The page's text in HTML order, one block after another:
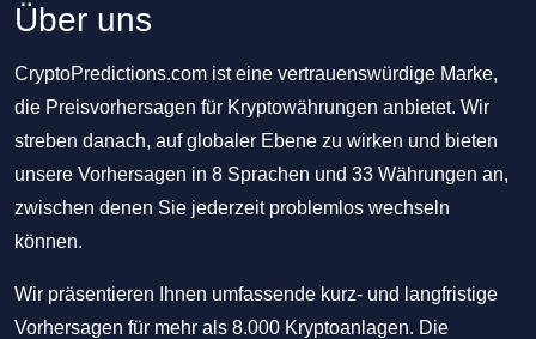
Über uns
CryptoPredictions.com ist eine vertrauenswürdige Marke,
die Preisvorhersagen für Kryptowährungen anbietet. Wir
streben danach, auf globaler Ebene zu wirken und bieten
unsere Vorhersagen in 8 Sprachen und 33 Währungen an,
zwischen denen Sie jederzeit problemlos wechseln
können.
Wir präsentieren Ihnen umfassende kurz- und langfristige
Vorhersagen für mehr als 8.000 Kryptoanlagen. Die